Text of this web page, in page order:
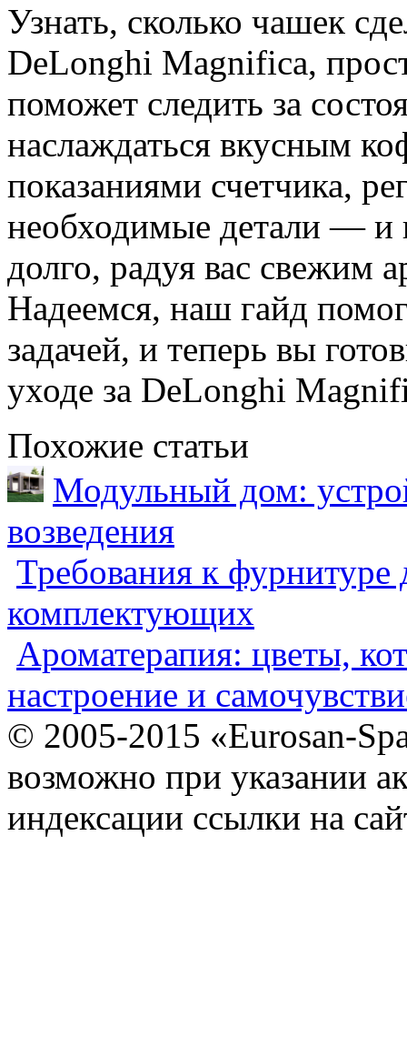
Узнать, сколько чашек
DeLonghi Magnifica,
поможет следить за
наслаждаться вкусным
показаниями счетчика,
необходимые детали —
долго, радуя вас свежим
Надеемся, наш гайд
задачей, и теперь вы
уходе за DeLonghi
Похожие статьи
Модульный дом:
возведения
Требования к фурнитуре
комплектующих
Ароматерапия: цветы,
настроение и
© 2005-2015 «Eurosan-
возможно при указании
индексации ссылки на